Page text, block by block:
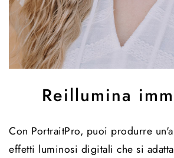
Reillumina
Con PortraitPro, puoi produrre
effetti luminosi digitali che si